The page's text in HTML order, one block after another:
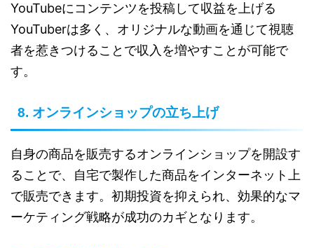
YouTubeにコンテンツを投稿して収益を上げる
YouTuberは多く、オリジナルな動画を通じて視聴
者を惹きつけることで収入を増やすことが可能で
す。
8. オンラインショップの立ち上げ
自身の商品を販売するオンラインショップを開設す
ることで、自宅で製作した商品をインターネット上
で販売できます。初期投資を抑えられ、効果的なマ
ーケティング戦略が成功のカギとなります。